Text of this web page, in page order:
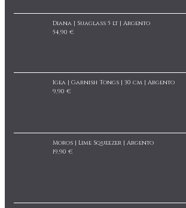
Diana | Suaglass 5 lt | Argento
54,90 €
Igea | Garnish Tongs | 30 cm | Argento
9,90 €
Moros | Lime Squeezer | Argento
19,90 €